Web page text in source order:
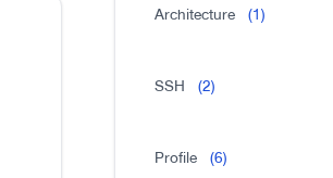
Architecture (1)
SSH (2)
Profile (6)